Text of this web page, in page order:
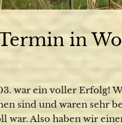
in
war ein voller Erfolg!
sind und waren sehr
war. Also haben wir